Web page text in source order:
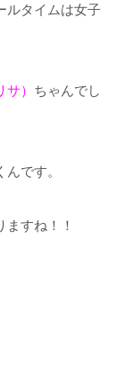
ルタイムは女子
） ちゃんでし
んです。
すね！！